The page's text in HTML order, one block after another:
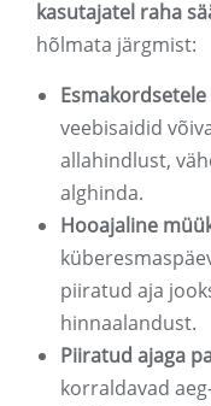
kasutajatel raha
hõlmata järgmist:
veebisaidid
allahindlust,
alghinda.
Hooajaline
piiratud aja
hinnaalandust.
Piiratud ajaga
korraldavad